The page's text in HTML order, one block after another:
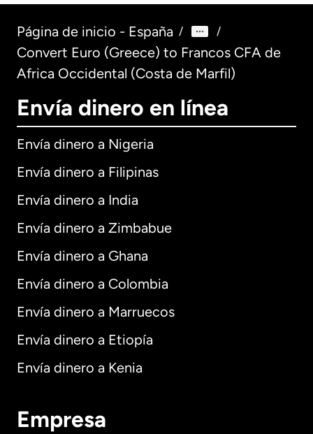
Página de inicio - España / /
Convert Euro (Greece) to Francos CFA de
Africa Occidental (Costa de Marfil)
Envía dinero en línea
Envía dinero a Nigeria
Envía dinero a Filipinas
Envía dinero a India
Envía dinero a Zimbabue
Envía dinero a Ghana
Envía dinero a Colombia
Envía dinero a Marruecos
Envía dinero a Etiopía
Envía dinero a Kenia
Empresa